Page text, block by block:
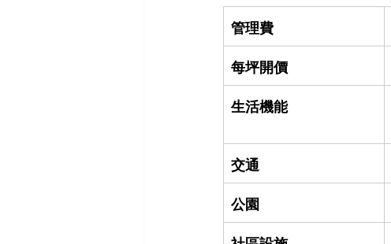
管理費
每坪開價
生活機能
交通
公園